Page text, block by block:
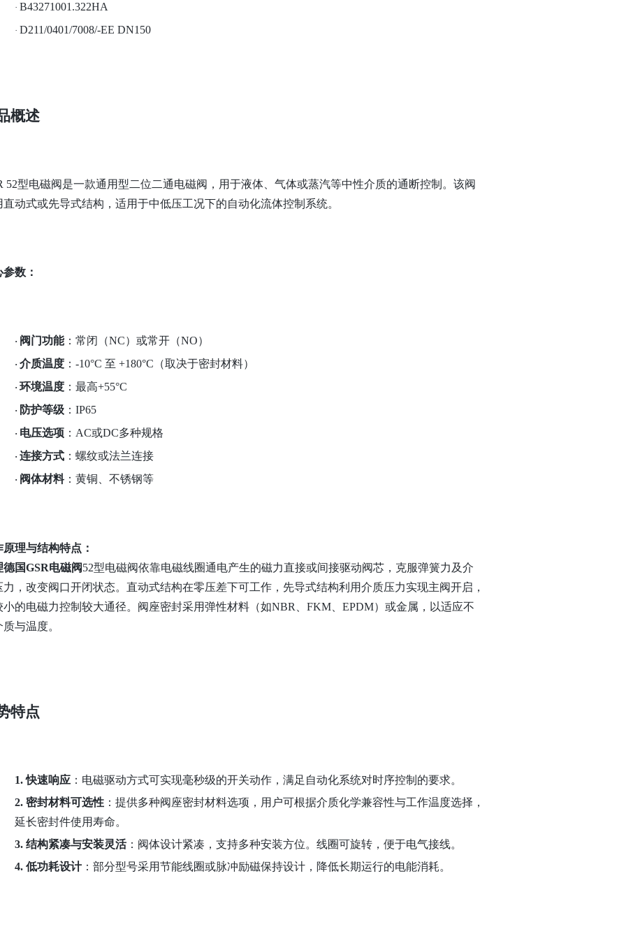
· B43271001.322HA
· D211/0401/7008/-EE DN150
概述
52型电磁阀是一款通用型二位二通电磁阀，用于液体、气体或蒸汽等中性介质的通断控制。该阀
直动式或先导式结构，适用于中低压工况下的自动化流体控制系统。
数：
· 阀门功能 ：常闭（NC）或常开（NO）
· 介质温度 ： -10°C 至 +180°C（取决于密封材料）
· 环境温度 ：最高+55°C
· 防护等级 ： IP65
· 电压选项 ： AC或DC多种规格
· 连接方式 ：螺纹或法兰连接
· 阀体材料 ：黄铜、不锈钢等
原理与结构特点：
德国GSR电磁阀52型电磁阀依靠电磁线圈通电产生的磁力直接或间接驱动阀芯，克服弹簧力及介
力，改变阀口开闭状态。直动式结构在零压差下可工作，先导式结构利用介质压力实现主阀开启，
小的电磁力控制较大通径。阀座密封采用弹性材料（如NBR、FKM、EPDM）或金属，以适应不
与温度。
特点
1.快速响应 ：电磁驱动方式可实现毫秒级的开关动作，满足自动化系统对时序控制的要求。
2. 密封材料可选性 ：提供多种阀座密封材料选项，用户可根据介质化学兼容性与工作温度选择，
延长密封件使用寿命。
3. 结构紧凑与安装灵活 ：阀体设计紧凑，支持多种安装方位。线圈可旋转，便于电气接线。
4. 低功耗设计 ：部分型号采用节能线圈或脉冲励磁保持设计，降低长期运行的电能消耗。